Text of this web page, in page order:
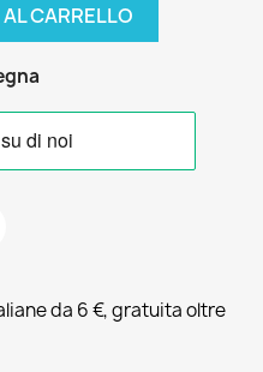
CARRELLO
da 6 €, gratuita oltre